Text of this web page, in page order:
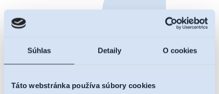
Súhlas Detaily O cookies
Táto webstránka používa súbory cookies